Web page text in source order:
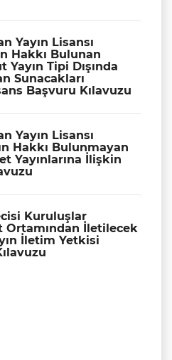
Yayın Lisansı
Hakkı Bulunan
Tipi Dışında
Sunacakları
Başvuru Kılavuzu
Yayın Lisansı
Hakkı Bulunmayan
Yayınlarına İlişkin
Kuruluşlar
Ortamından İletilecek
İletim Yetkisi